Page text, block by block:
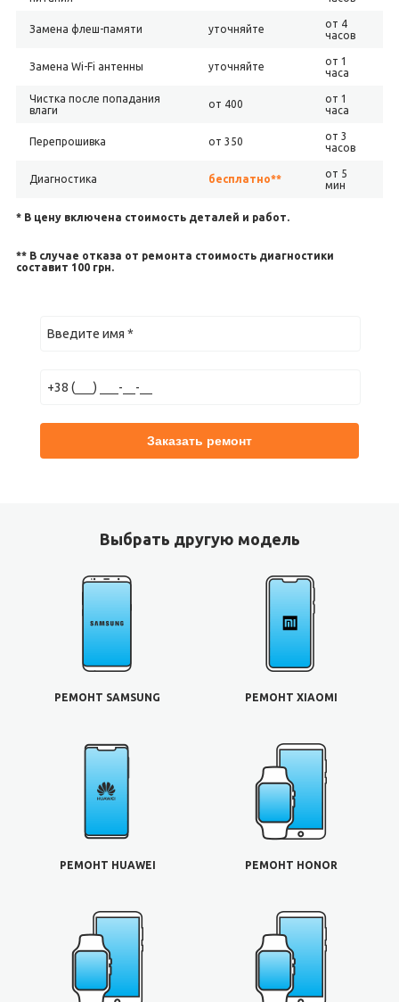
Замена флеш-памяти уточняйте
от 4
часов
Замена Wi-Fi антенны уточняйте
от 1
часа
Чистка после попадания
влаги
от 400
от 1
часа
Перепрошивка от 350
от 3
часов
Диагностика бесплатно**
от 5
мин
* В цену включена стоимость деталей и работ.
** В случае отказа от ремонта стоимость диагностики
составит 100 грн.
Выбрать другую модель
РЕМОНТ SAMSUNG РЕМОНТ XIAOMI
РЕМОНТ HUAWEI РЕМОНТ HONOR